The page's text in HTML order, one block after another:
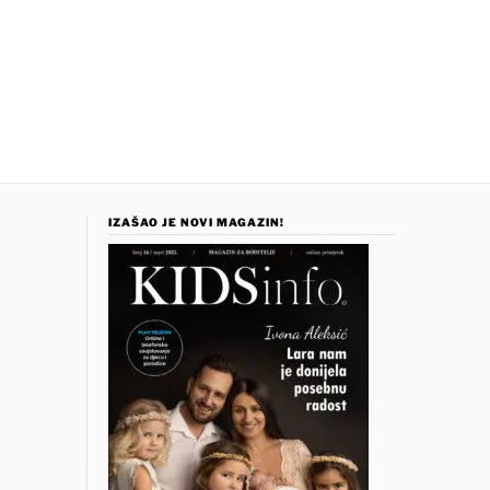
IZAŠAO JE NOVI MAGAZIN!